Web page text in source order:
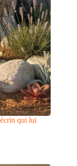
qui lui